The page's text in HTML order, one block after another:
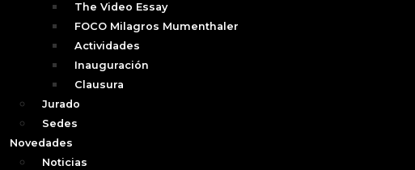
The Video Essay
FOCO Milagros Mumenthaler
Actividades
Inauguración
Clausura
Jurado
Sedes
Novedades
Noticias